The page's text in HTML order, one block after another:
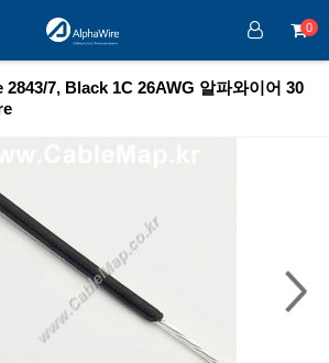
0
7, Black 1C 26AWG 알파와이어 30